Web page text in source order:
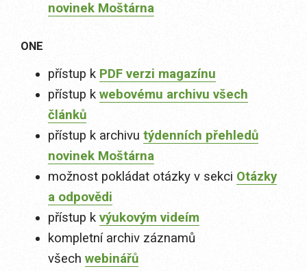
novinek Moštárna
ONE
přístup k PDF verzi magazínu
přístup k webovému archivu všech
článků
přístup k archivu týdenních přehledů
novinek Moštárna
možnost pokládat otázky v sekci Otázky
a odpovědi
přístup k výukovým videím
kompletní archiv záznamů
všech webinářů